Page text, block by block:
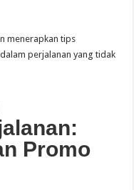
menerapkan tips
perjalanan yang tidak
Promo